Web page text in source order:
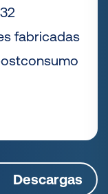
fabricadas
Descargas